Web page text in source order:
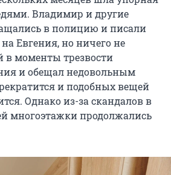
Владимир и другие
в полицию и писали
Евгения, но ничего не
в моменты трезвости
и обещал недовольным
и подобных вещей
Однако из-за скандалов в
многоэтажки продолжались